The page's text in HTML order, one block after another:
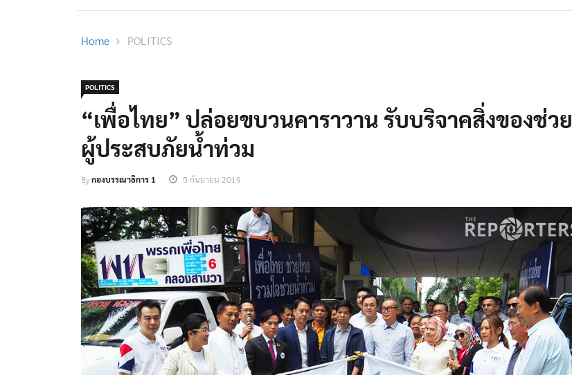
Home POLITICS
POLITICS
“เพื่อไทย” ปล่อยขบวนคาราวาน รับบริจาคสิ่งของช่วย
ผู้ประสบภัยน้ำท่วม
Byกองบรรณาธิการ 1 5 กันยายน 2019